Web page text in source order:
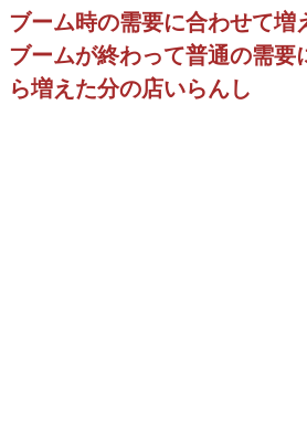
ブーム時の需要に合わせて増
ブームが終わって普通の需要
ら増えた分の店いらんし